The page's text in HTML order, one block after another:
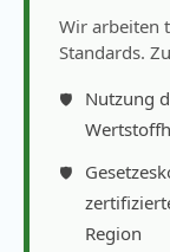
Wir arbeiten
Standards.
Nutzung
Region